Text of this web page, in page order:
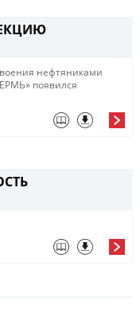
нефтяниками
появился